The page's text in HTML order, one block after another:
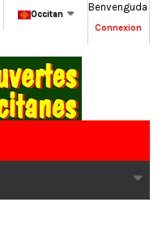
Benvenguda
Connexion
Occitan